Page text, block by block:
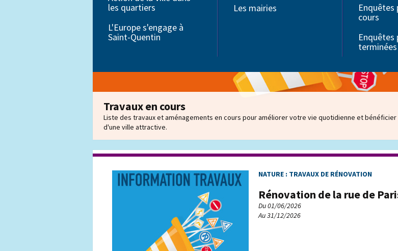
Éducation
les quartiers
L'Europe s'engage à
Saint-Quentin
Les mairies
Enquêtes
cours
Enquêtes
terminées
Travaux en cours
Liste des travaux et aménagements en cours pour améliorer votre vie quotidienne et bénéficier
d'une ville attractive.
NATURE : TRAVAUX DE RÉNOVATION
Rénovation de la rue de
Du 01/06/2026
Au 31/12/2026